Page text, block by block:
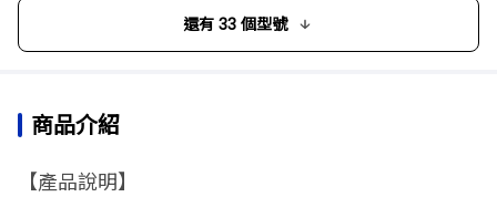
還有 33 個型號
商品介紹
【產品說明】